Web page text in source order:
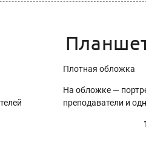
Плотная обложка
На обложке —
преподаватели и